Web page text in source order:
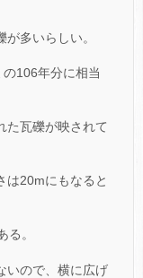
多いらしい。
106年分に相当
た瓦礫が映されて
は20mにもなると
る。
いので、横に広げ